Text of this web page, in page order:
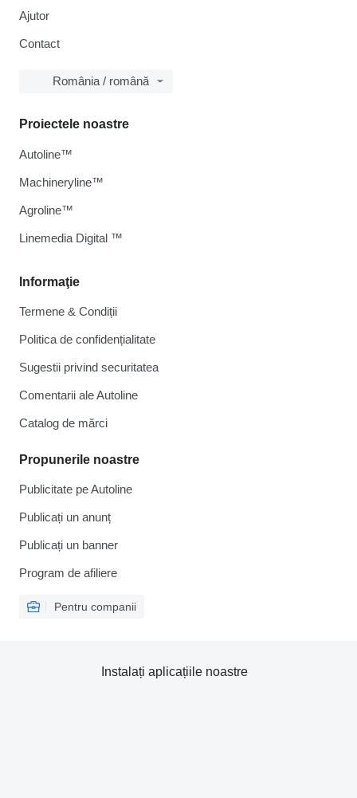
Ajutor
Contact
România / română
Informaţie
Termene & Condiții
Politica de confidențialitate
Sugestii privind securitatea
Comentarii ale Autoline
Catalog de mărcі
Propunerile noastre
Publicitate pe Autoline
Publicați un anunț
Publicați un banner
Program de afiliere
Pentru companii
Proiectele noastre
Autoline™
Machineryline™
Agroline™
Linemedia Digital ™
Instalați aplicațiile noastre